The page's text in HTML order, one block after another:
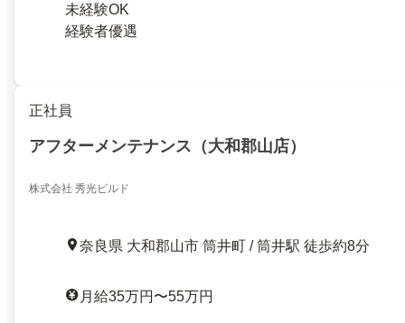
未経験OK
経験者優遇
正社員
アフターメンテナンス（大和郡山店）
株式会社 秀光ビルド
奈良県 大和郡山市 筒井町 / 筒井駅 徒歩約8分
月給35万円〜55万円